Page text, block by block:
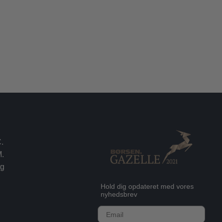
Hold dig opdateret med vores
nyhedsbrev
E-mail